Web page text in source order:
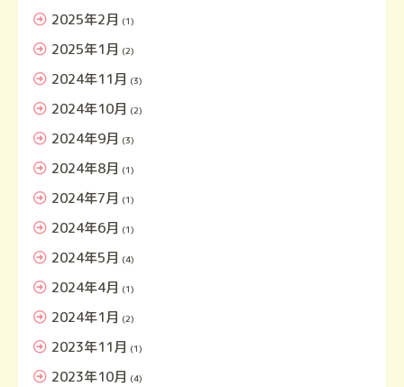
2025年2月 (1)
2025年1月 (2)
2024年11月 (3)
2024年10月 (2)
2024年9月 (3)
2024年8月 (1)
2024年7月 (1)
2024年6月 (1)
2024年5月 (4)
2024年4月 (1)
2024年1月 (2)
2023年11月 (1)
2023年10月 (4)